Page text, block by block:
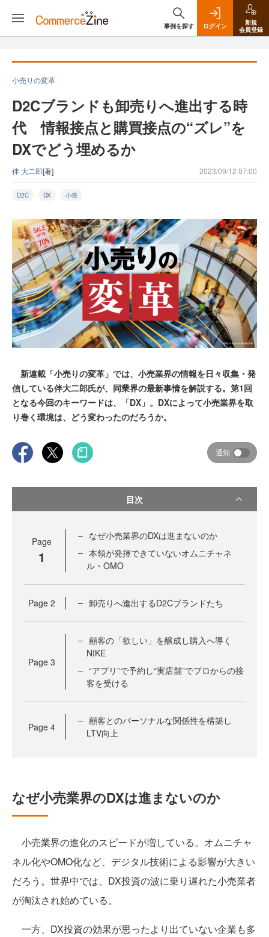
事例を探す ログイン
新規
会員登録
小売りの変革
D2Cブランドも卸売りへ進出する時
代 情報接点と購買接点の“ズレ”を
DXでどう埋めるか
伴 大二郎[著] 2023/09/12 07:00
D2C DX 小売
新連載「小売りの変革」では、小売業界の情報を日々収集・発
信している伴大二郎氏が、同業界の最新事情を解説する。第1回
となる今回のキーワードは、「DX」。DXによって小売業界を取
り巻く環境は、どう変わったのだろうか。
通知
目次
Page
1
なぜ小売業界のDXは進まないのか
本領が発揮できていないオムニチャネ
ル・OMO
Page 2 卸売りへ進出するD2Cブランドたち
Page 3
顧客の「欲しい」を醸成し購入へ導く
NIKE
“アプリ”で予約し“実店舗”でプロからの接
客を受ける
Page 4
顧客とのパーソナルな関係性を構築し
LTV向上
なぜ小売業界のDXは進まないのか
小売業界の進化のスピードが増している。オムニチャ
ネル化やOMO化など、デジタル技術による影響が大きい
だろう。世界中では、DX投資の波に乗り遅れた小売業者
が淘汰され始めている。
一方、DX投資の効果が思ったより出ていない企業も多